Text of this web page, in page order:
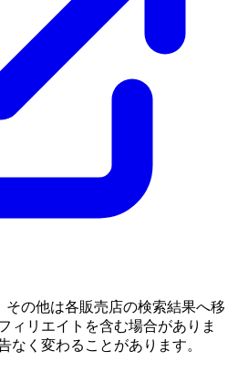
その他は各販売店の検索結果へ移
ィリエイトを含む場合がありま
なく変わることがあります。